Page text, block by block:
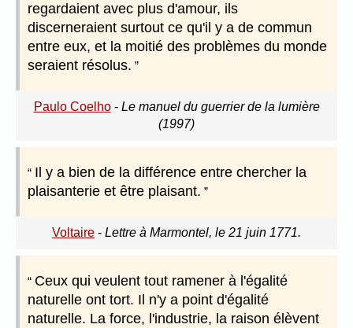
regardaient avec plus d'amour, ils
discerneraient surtout ce qu'il y a de commun
entre eux, et la moitié des problèmes du monde
seraient résolus.
Paulo Coelho- Le manuel du guerrier de la lumière
(1997)
Il y a bien de la différence entre chercher la
plaisanterie et être plaisant.
Voltaire - Lettre à Marmontel, le 21 juin 1771.
Ceux qui veulent tout ramener à l'égalité
naturelle ont tort. Il n'y a point d'égalité
naturelle. La force, l'industrie, la raison élèvent